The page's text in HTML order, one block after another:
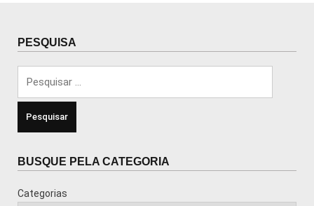
PESQUISA
BUSQUE PELA CATEGORIA
Categorias